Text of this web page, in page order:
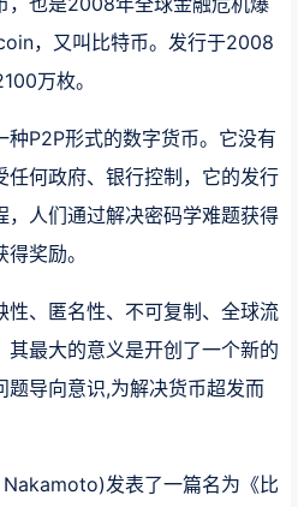
，又叫比特币。发行于2008
万枚。
种P2P形式的数字货币。它没有
任何政府、银行控制，它的发行
，人们通过解决密码学难题获得
奖励。
性、匿名性、不可复制、全球流
最大的意义是开创了一个新的
题导向意识,为解决货币超发而
发表了一篇名为《比